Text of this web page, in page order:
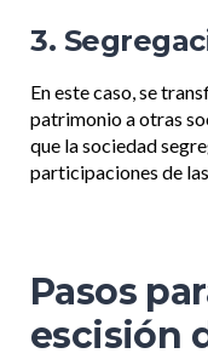
3.
En este caso, se
patrimonio a otras
que la sociedad
participaciones de
Pasos
escisión